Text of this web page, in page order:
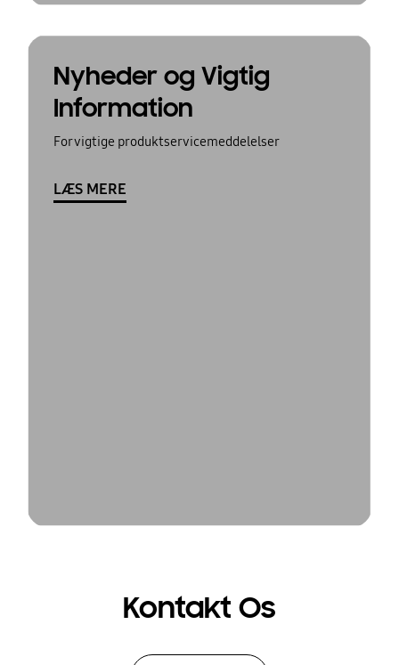
Nyheder og Vigtig
Information
For vigtige produktservicemeddelelser
LÆS MERE
Kontakt Os